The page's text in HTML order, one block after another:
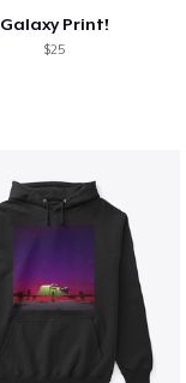
Galaxy Print!
$25